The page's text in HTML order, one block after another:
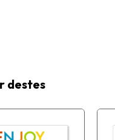
destes